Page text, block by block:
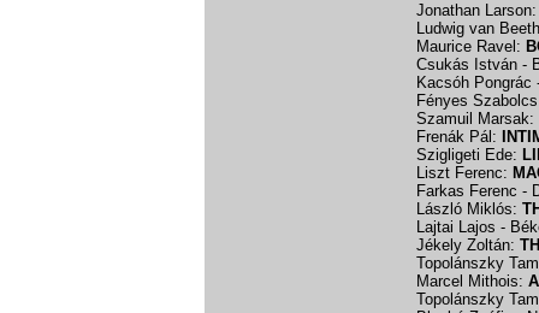
Jonathan
Ludwig van
Maurice Ravel:
Csukás István -
Kacsóh
Fényes
Szamuil Marsak:
Frenák Pál:
Szigligeti Ede:
Liszt Ferenc:
Farkas Ferenc -
László Miklós:
Lajtai Lajos -
Jékely Zoltán:
Topolánszky
Marcel Mithois:
Topolánszky